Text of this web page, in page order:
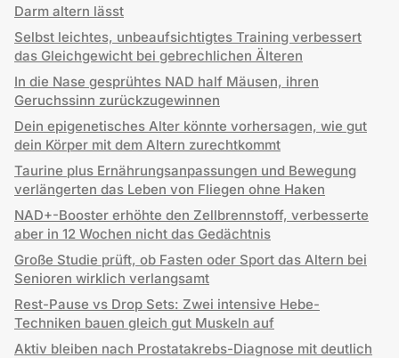
Darm altern lässt
Selbst leichtes, unbeaufsichtigtes Training verbessert
das Gleichgewicht bei gebrechlichen Älteren
In die Nase gesprühtes NAD half Mäusen, ihren
Geruchssinn zurückzugewinnen
Dein epigenetisches Alter könnte vorhersagen, wie gut
dein Körper mit dem Altern zurechtkommt
Taurine plus Ernährungsanpassungen und Bewegung
verlängerten das Leben von Fliegen ohne Haken
NAD+-Booster erhöhte den Zellbrennstoff, verbesserte
aber in 12 Wochen nicht das Gedächtnis
Große Studie prüft, ob Fasten oder Sport das Altern bei
Senioren wirklich verlangsamt
Rest-Pause vs Drop Sets: Zwei intensive Hebe-
Techniken bauen gleich gut Muskeln auf
Aktiv bleiben nach Prostatakrebs-Diagnose mit deutlich